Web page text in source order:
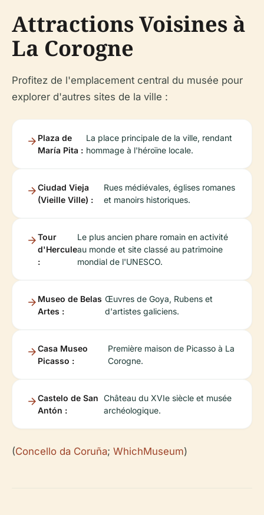
Attractions Voisines à
La Corogne
Profitez de l'emplacement central du musée pour
explorer d'autres sites de la ville :
Plaza de
María Pita :
La place principale de la ville, rendant
hommage à l'héroïne locale.
Ciudad Vieja
(Vieille Ville) :
Rues médiévales, églises romanes
et manoirs historiques.
Tour
d'Hercule
:
Le plus ancien phare romain en activité
au monde et site classé au patrimoine
mondial de l'UNESCO.
Museo de Belas
Artes :
Œuvres de Goya, Rubens et
d'artistes galiciens.
Casa Museo
Picasso :
Première maison de Picasso à La
Corogne.
Castelo de San
Antón :
Château du XVIe siècle et musée
archéologique.
(Concello da Coruña; WhichMuseum)